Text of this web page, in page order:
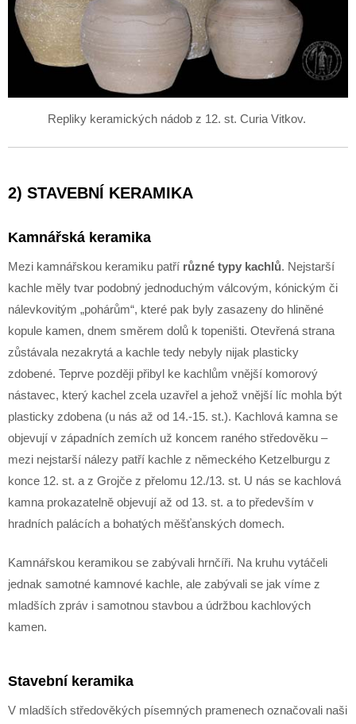
Repliky keramických nádob z 12. st. Curia Vitkov.
2) STAVEBNÍ KERAMIKA
Kamnářská keramika
Mezi kamnářskou keramiku patří různé typy kachlů. Nejstarší
kachle měly tvar podobný jednoduchým válcovým, kónickým či
nálevkovitým „pohárům“, které pak byly zasazeny do hliněné
kopule kamen, dnem směrem dolů k topeništi. Otevřená strana
zůstávala nezakrytá a kachle tedy nebyly nijak plasticky
zdobené. Teprve později přibyl ke kachlům vnější komorový
nástavec, který kachel zcela uzavřel a jehož vnější líc mohla být
plasticky zdobena (u nás až od 14.-15. st.). Kachlová kamna se
objevují v západních zemích už koncem raného středověku –
mezi nejstarší nálezy patří kachle z německého Ketzelburgu z
konce 12. st. a z Grojče z přelomu 12./13. st. U nás se kachlová
kamna prokazatelně objevují až od 13. st. a to především v
hradních palácích a bohatých měšťanských domech.
Kamnářskou keramikou se zabývali hrnčíři. Na kruhu vytáčeli
jednak samotné kamnové kachle, ale zabývali se jak víme z
mladších zpráv i samotnou stavbou a údržbou kachlových
kamen.
Stavební keramika
V mladších středověkých písemných pramenech označovali naši